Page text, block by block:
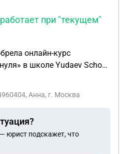
на решении
при "текущем"
онлайн-курс
в школе Yudaev School.
ожиданий и не
договор. Однако
все фактически
подробности моей
в вашей правовой
Анна, г. Москва
юрист подскажет, что